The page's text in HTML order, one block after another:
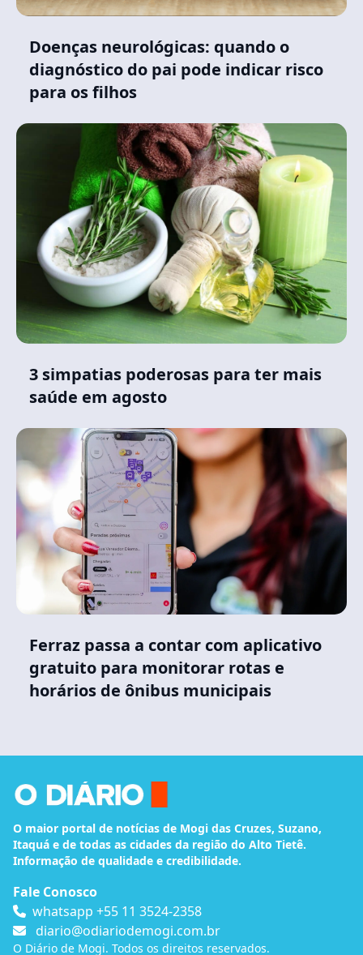
Doenças neurológicas: quando o
diagnóstico do pai pode indicar risco
para os filhos
3 simpatias poderosas para ter mais
saúde em agosto
Ferraz passa a contar com aplicativo
gratuito para monitorar rotas e
horários de ônibus municipais
O maior portal de notícias de Mogi das Cruzes, Suzano,
Itaquá e de todas as cidades da região do Alto Tietê.
Informação de qualidade e credibilidade.
Fale Conosco
whatsapp +55 11 3524-2358
diario@odiariodemogi.com.br
O Diário de Mogi. Todos os direitos reservados.